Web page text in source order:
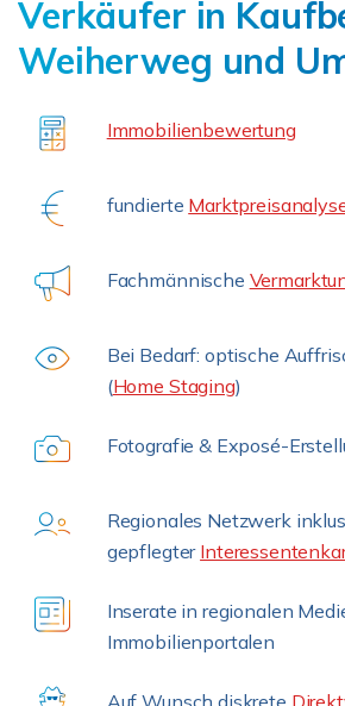
Verkäufer in
Weiherweg und
Immobilienbewertung
fundierte
Fachmännische
Bei Bedarf: optische
(Home Staging)
Fotografie & Exposé-
Regionales Netzwerk
gepflegter
Inserate in regionalen
Immobilienportalen
Auf Wunsch diskrete